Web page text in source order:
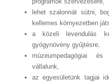
lehet szalonnát sütni,
kellemes környezetben
a közeli levendulás
gyógynövény gyűjtésre,
múzeumpedagógiai
vállalunk,
az egyesületünk tagjai